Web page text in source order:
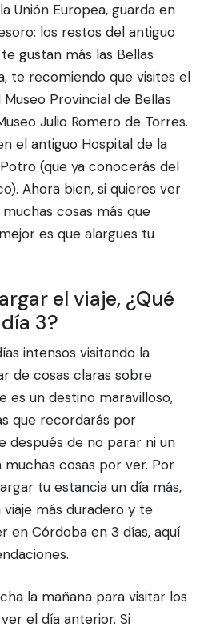
Unión Europea, guarda en
los restos del antiguo
gustan más las Bellas
te recomiendo que visites el
Provincial de Bellas
Julio Romero de Torres.
el antiguo Hospital de la
(que ya conocerás del
Ahora bien, si quieres ver
cosas más que
es que alargues tu
el viaje, ¿Qué
3?
intensos visitando la
de cosas claras sobre
es un destino maravilloso,
que recordarás por
después de no parar ni un
muchas cosas por ver. Por
tu estancia un día más,
más duradero y te
en Córdoba en 3 días, aquí
la mañana para visitar los
el día anterior. Si